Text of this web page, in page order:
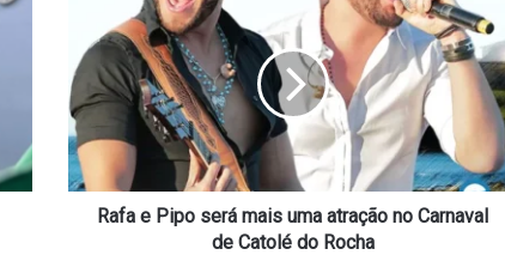
Pipo
será
mais
uma
atração
no
Carnaval
Rafa e Pipo será mais uma atração no Carnaval
de Catolé do Rocha